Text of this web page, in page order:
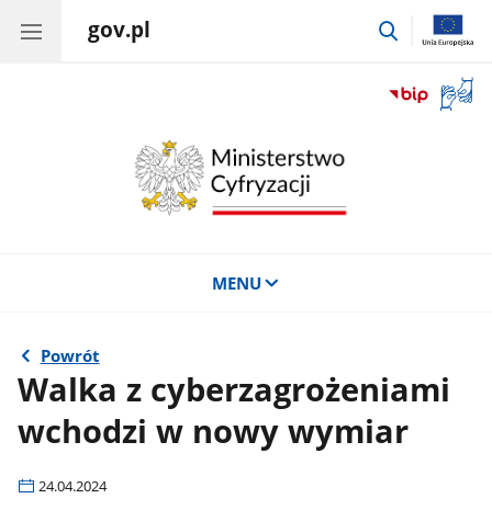
gov.pl
przejdź
okno
MENU
Powrót
Walka z cyberzagrożeniami
wchodzi w nowy wymiar
24.04.2024